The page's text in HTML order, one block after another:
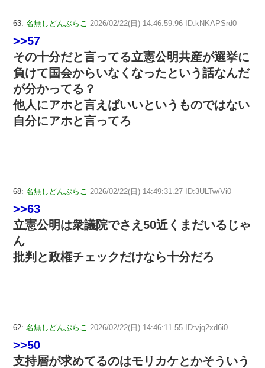
63: 名無しどんぶらこ 2026/02/22(日) 14:46:59.96 ID:kNKAPSrd0
>>57
その十分だと言ってる立憲公明共産が選挙に
負けて国会からいなくなったという話なんだ
が分かってる？
他人にアホと言えばいいというものではない
自分にアホと言ってろ
68: 名無しどんぶらこ 2026/02/22(日) 14:49:31.27 ID:3ULTw/Vi0
>>63
立憲公明は衆議院でさえ50近くまだいるじゃ
ん
批判と政権チェックだけなら十分だろ
62: 名無しどんぶらこ 2026/02/22(日) 14:46:11.55 ID:vjq2xd6i0
>>50
支持層が求めてるのはモリカケとかそういう